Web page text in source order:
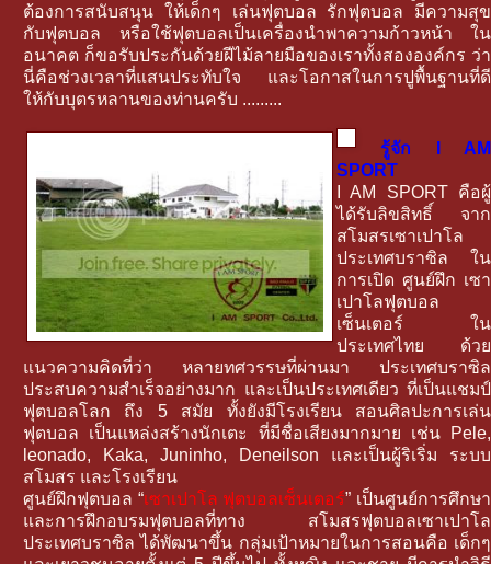
ต้องการสนับสนุน ให้เด็กๆ เล่นฟุตบอล รักฟุตบอล มีความสุข
กับฟุตบอล หรือใช้ฟุตบอลเป็นเครื่องนำพาความก้าวหน้า ใน
อนาคต ก็ขอรับประกันด้วยฝีไม้ลายมือของเราทั้งสององค์กร ว่า
นี่คือช่วงเวลาที่แสนประทับใจ และโอกาสในการปูพื้นฐานที่ดี
ให้กับบุตรหลานของท่านครับ .........
รู้จัก I AM
SPORT
I AM SPORT คือผู้
ได้รับลิขสิทธิ์ จาก
สโมสรเซาเปาโล
ประเทศบราซิล ใน
การเปิด ศูนย์ฝึก เซา
เปาโลฟุตบอล
เซ็นเตอร์ ใน
ประเทศไทย ด้วย
แนวความคิดที่ว่า หลายทศวรรษที่ผ่านมา ประเทศบราซิล
ประสบความสำเร็จอย่างมาก และเป็นประเทศเดียว ที่เป็นแชมป์
ฟุตบอลโลก ถึง 5 สมัย ทั้งยังมีโรงเรียน สอนศิลปะการเล่น
ฟุตบอล เป็นแหล่งสร้างนักเตะ ที่มีชื่อเสียงมากมาย เช่น Pele,
leonado, Kaka, Juninho, Deneilson และเป็นผู้ริเริ่ม ระบบ
สโมสร และโรงเรียน
ศูนย์ฝึกฟุตบอล “เซาเปาโล ฟุตบอลเซ็นเตอร์” เป็นศูนย์การศึกษา
และการฝึกอบรมฟุตบอลที่ทาง สโมสรฟุตบอลเซาเปาโล
ประเทศบราซิล ได้พัฒนาขึ้น กลุ่มเป้าหมายในการสอนคือ เด็กๆ